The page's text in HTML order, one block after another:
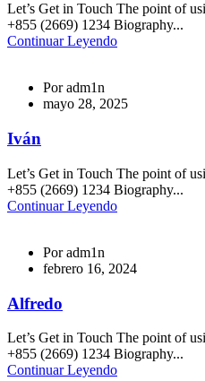
Let’s Get in Touch The point of
+855 (2669) 1234 Biography...
Continuar Leyendo
Poradm1n
mayo 28, 2025
Iván
Let’s Get in Touch The point of
+855 (2669) 1234 Biography...
Continuar Leyendo
Poradm1n
febrero 16, 2024
Alfredo
Let’s Get in Touch The point of
+855 (2669) 1234 Biography...
Continuar Leyendo